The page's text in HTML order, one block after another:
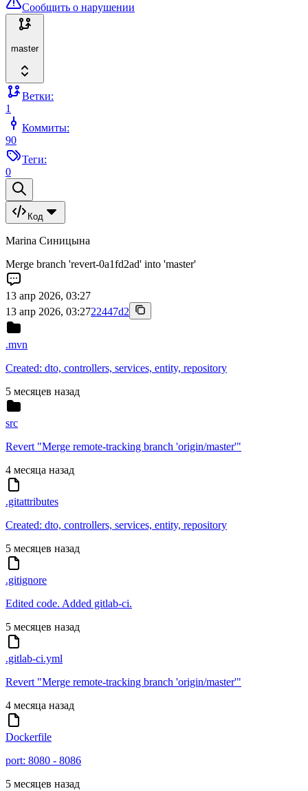
Сообщить о нарушении
master
Ветки:
1
Коммиты:
90
Теги:
0
Код
Marina Синицына
Merge branch 'revert-0a1fd2ad' into 'master'
13 апр 2026, 03:27
13 апр 2026, 03:2722447d2
.mvn
Created: dto, controllers, services, entity, repository
5 месяцев назад
src
Revert "Merge remote-tracking branch 'origin/master'"
4 месяца назад
.gitattributes
Created: dto, controllers, services, entity, repository
5 месяцев назад
.gitignore
Edited code. Added gitlab-ci.
5 месяцев назад
.gitlab-ci.yml
Revert "Merge remote-tracking branch 'origin/master'"
4 месяца назад
Dockerfile
port: 8080 - 8086
5 месяцев назад